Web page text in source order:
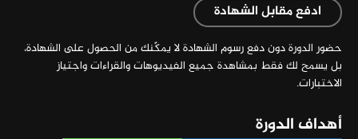
ادفع مقابل الشهادة
حضور الدورة دون دفع رسوم الشهادة لا يمكّنك من الحصول على الشهادة،
بل يسمح لك فقط بمشاهدة جميع الفيديوهات والقراءات واجتياز
الاختبارات.
أهداف الدورة